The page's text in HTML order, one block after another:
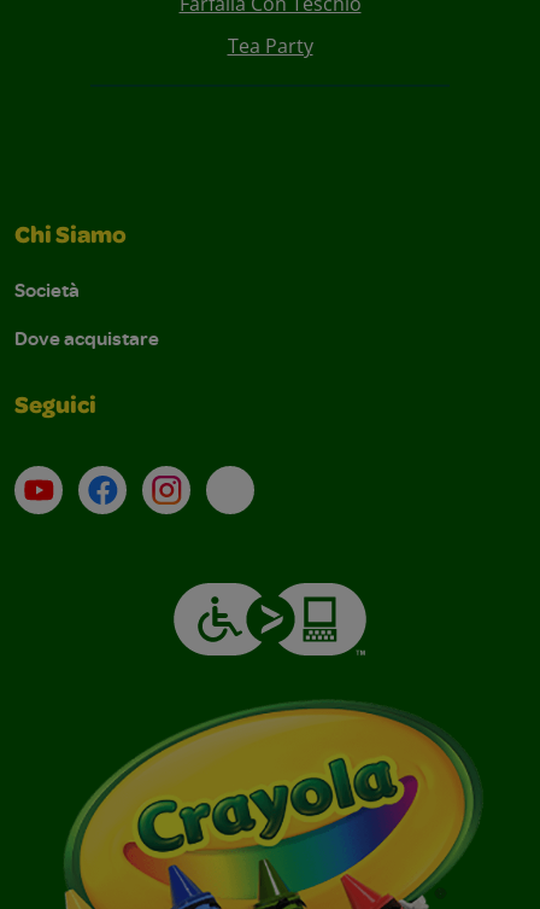
Tea Party
Chi Siamo
Società
Dove acquistare
Seguici
Su YouTube
ContattiProfilo Instagram
Email